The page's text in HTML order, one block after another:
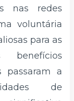
nas redes
voluntária
para as
benefícios
passaram a
de